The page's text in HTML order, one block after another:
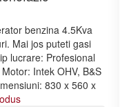
benzina 4.5Kva
Mai jos puteti gasi
lucrare: Profesional
Intek OHV, B&S
830 x 560 x